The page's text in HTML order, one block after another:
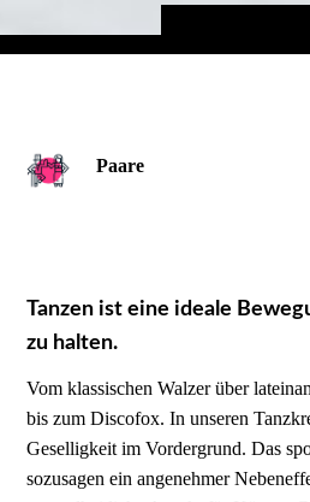
Paare
Tanzen ist eine ideale
zu halten.
Vom klassischen Walzer über
bis zum Discofox. In unseren
Geselligkeit im Vordergrund. Das
sozusagen ein angenehmer